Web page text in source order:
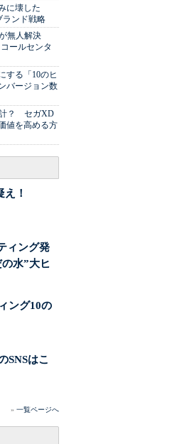
に壊した
ンド戦略
無人解決
ールセンタ
する「10のヒ
バージョン数
計？ セガXD
値を高める方
！
ィング発
水”大ヒ
ング10の
SNSはこ
» 一覧ページへ